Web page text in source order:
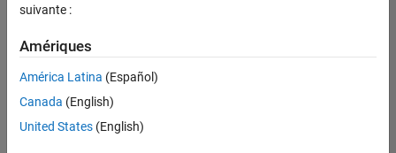
Technologies de l’information
Actuellement,
aucune
offre
d'emploi
suivante :
Amériques
América Latina (Español)
Canada (English)
United States (English)